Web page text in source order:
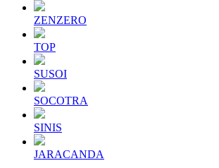
ZENZERO
TOP
SUSOI
SOCOTRA
SINIS
JARACANDA